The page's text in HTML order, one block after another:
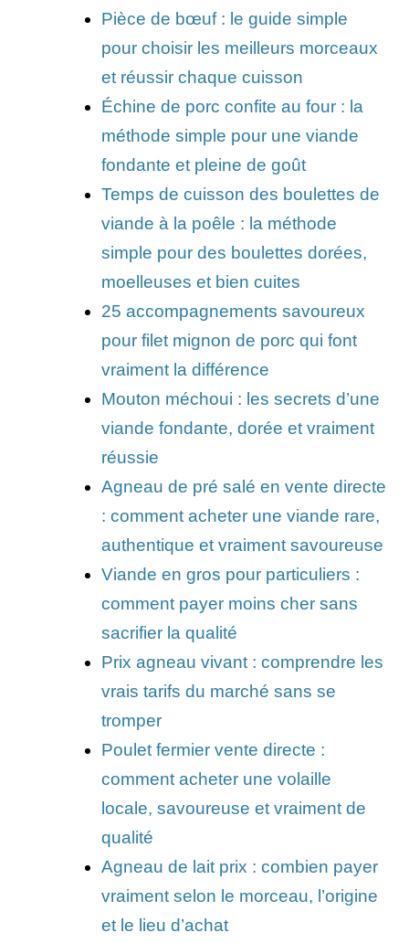
Pièce de bœuf : le guide simple
pour choisir les meilleurs morceaux
et réussir chaque cuisson
Échine de porc confite au four : la
méthode simple pour une viande
fondante et pleine de goût
Temps de cuisson des boulettes de
viande à la poêle : la méthode
simple pour des boulettes dorées,
moelleuses et bien cuites
25 accompagnements savoureux
pour filet mignon de porc qui font
vraiment la différence
Mouton méchoui : les secrets d’une
viande fondante, dorée et vraiment
réussie
Agneau de pré salé en vente directe
: comment acheter une viande rare,
authentique et vraiment savoureuse
Viande en gros pour particuliers :
comment payer moins cher sans
sacrifier la qualité
Prix agneau vivant : comprendre les
vrais tarifs du marché sans se
tromper
Poulet fermier vente directe :
comment acheter une volaille
locale, savoureuse et vraiment de
qualité
Agneau de lait prix : combien payer
vraiment selon le morceau, l’origine
et le lieu d’achat